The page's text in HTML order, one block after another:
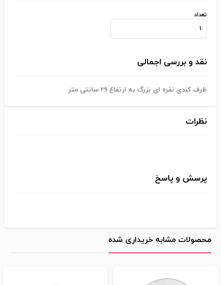
تعداد
نقد و بررسی اجمالی
ظرف کندی نقره ای بزرگ به ارتفاع ۲۹ سانتی متر
نظرات
پرسش و پاسخ
محصولات مشابه خریداری شده